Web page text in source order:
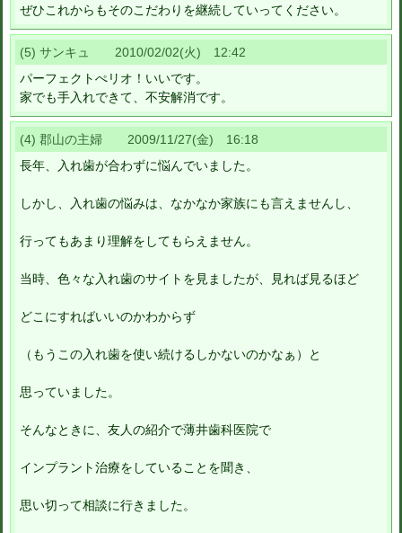
ぜひこれからもそのこだわりを継続していってください。
(5) サンキュ 2010/02/02(火) 12:42
パーフェクトぺリオ！いいです。
家でも手入れできて、不安解消です。
(4) 郡山の主婦 2009/11/27(金) 16:18
長年、入れ歯が合わずに悩んでいました。
しかし、入れ歯の悩みは、なかなか家族にも言えませんし、
行ってもあまり理解をしてもらえません。
当時、色々な入れ歯のサイトを見ましたが、見れば見るほど
どこにすればいいのかわからず
（もうこの入れ歯を使い続けるしかないのかなぁ）と
思っていました。
そんなときに、友人の紹介で薄井歯科医院で
インプラント治療をしていることを聞き、
思い切って相談に行きました。